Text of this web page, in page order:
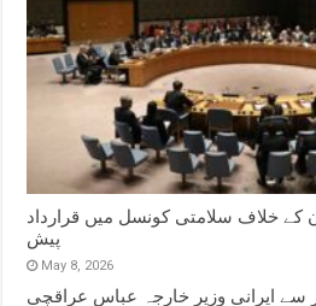
کے خلاف سلامتی کونسل میں قرارداد
پیش
May 8, 2026
سے ایرانی وزیر خارجہ عباس عراقچی